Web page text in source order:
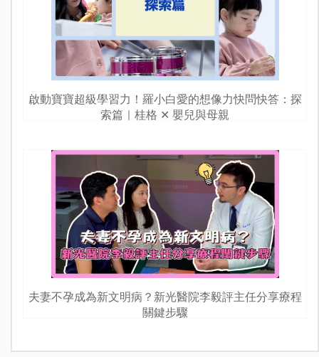
啟動寶寶超級學習力！羅小白愛的想像力快問快答：探
索篇｜桂格 ✕ 嬰兒與母親
夫妻不孕成為新文明病？新光醫院李毅評主任分享療程
關鍵步驟